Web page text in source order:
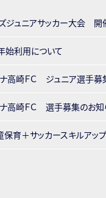
ジュニアサッカー大会 開
始利用について
高崎ＦＣ ジュニア選手募
高崎ＦＣ 選手募集のお知
育＋サッカースキルアッ